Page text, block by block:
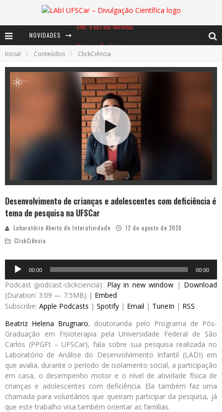
NOVIDADES
Ents: a voz das florestas
Inicial Conteúdos ClickCiência
Desenvolvimento de crianças e adolescentes com deficiência é
tema de pesquisa na UFSCar
Laboratório Aberto de Interatividade
12 de agosto de 2020
ClickCiência
Audio
Player
00:00 00:00
Podcast (podcast-clickciencia): Play in new window | Download
(Duration: 3:09 — 7.5MB) | Embed
Subscribe: Apple Podcasts | Spotify | Email | TuneIn | RSS
Beatriz Helena Brugnaro, doutoranda pelo Programa de Pós-
Graduação em Fisioterapia pela Universidade Federal de São
Carlos (PPGFt – UFSCar), fala sobre sua pesquisa realizada no
Laboratório de Análise do Desenvolvimento Infantil (LADI) em
que avalia, durante o período de isolamento social, a participação
em casa, o desempenho motor e o nível de atividade física de
crianças e adolescentes com deficiência. Ela também faz uma
chamada para voluntários que queiram participar da pesquisa, já
que este trabalho visa também orientar as famílias.